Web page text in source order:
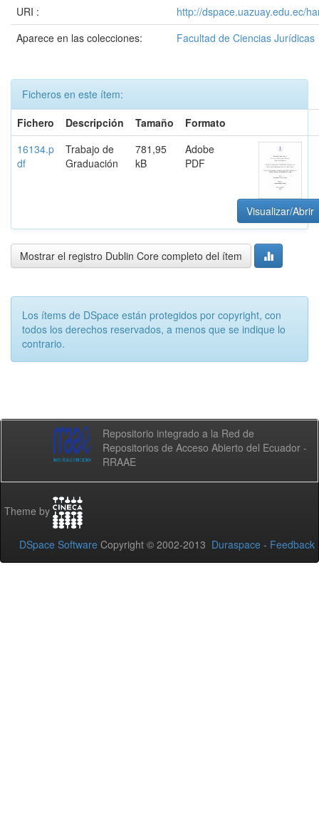
URI :
http://dspace.uazuay.edu.ec/
Aparece en las colecciones:
Facultad de Ciencias Jurídicas
Ficheros en este ítem:
Fichero
Descripción Tamaño
Formato
16134.p
df
Trabajo de
Graduación
781,95
kB
Adobe
PDF
Visualizar/Abrir
Mostrar el registro Dublin Core completo del ítem
Los ítems de DSpace están protegidos por copyright, con
todos los derechos reservados, a menos que se indique lo
contrario.
Repositorio integrado a la Red de
Repositorios de Acceso Abierto del Ecuador -
RRAAE
Theme by
DSpace Software Copyright © 2002-2013 Duraspace - Feedback